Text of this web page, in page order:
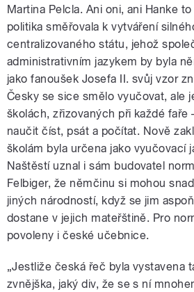
Martina Pelcla. Ani oni, ani Hanke
politika směřovala k vytváření
centralizovaného státu, jehož
administrativním jazykem by byla
jako fanoušek Josefa II. svůj vzor
Česky se sice smělo vyučovat, ale
školách, zřizovaných při každé faře
naučit číst, psát a počítat. Nově
školám byla určena jako vyučovací
Naštěstí uznal i sám budovatel
Felbiger, že němčinu si mohou
jiných národností, když se jim
dostane v jejich mateřštině. Pro
povoleny i české učebnice.
„Jestliže česká řeč byla vystavena
zvnějška, jaký div, že se s ní